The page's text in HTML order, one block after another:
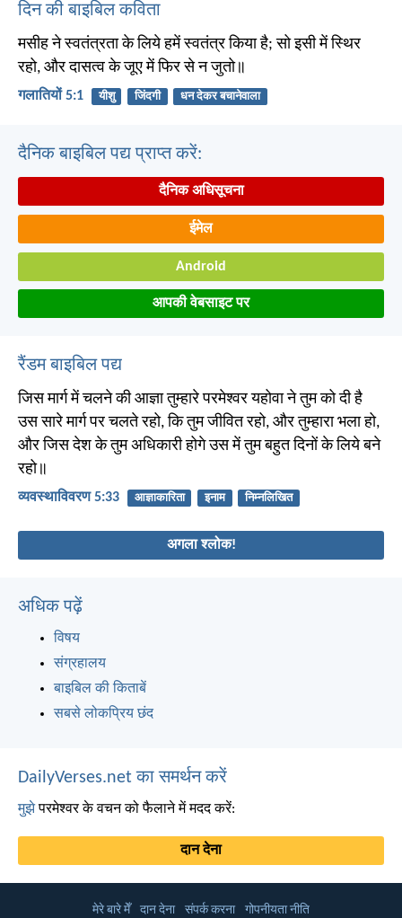
दिन की बाइबिल कविता
मसीह ने स्वतंत्रता के लिये हमें स्वतंत्र किया है; सो इसी में स्थिर
रहो, और दासत्व के जूए में फिर से न जुतो॥
गलातियों 5:1 यीशु जिंदगी धन देकर बचानेवाला
दैनिक बाइबिल पद्य प्राप्त करें:
दैनिक अधिसूचना
ईमेल
Android
आपकी वेबसाइट पर
रैंडम बाइबिल पद्य
जिस मार्ग में चलने की आज्ञा तुम्हारे परमेश्वर यहोवा ने तुम को दी है
उस सारे मार्ग पर चलते रहो, कि तुम जीवित रहो, और तुम्हारा भला हो,
और जिस देश के तुम अधिकारी होगे उस में तुम बहुत दिनों के लिये बने
रहो॥
व्यवस्थाविवरण 5:33 आज्ञाकारिता इनाम निम्नलिखित
अगला श्लोक!
अधिक पढ़ें
विषय
संग्रहालय
बाइबिल की किताबें
सबसे लोकप्रिय छंद
DailyVerses.net का समर्थन करें
मुझेपरमेश्वर के वचन को फैलाने में मदद करें:
दान देना
मेरे बारे मेँ दान देना संपर्क करना गोपनीयता नीति